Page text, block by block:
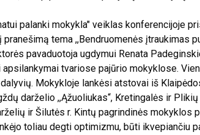
palanki mokykla" veiklas konferencijoje
tema ,,Bendruomenės įtraukimas
pavaduotoja ugdymui Renata
tvariose pajūrio mokyklose.
Mokykloje lankėsi atstovai iš
darželio ,,Ąžuoliukas“, Kretingalės ir
ir Šilutės r. Kintų pagrindinės mokyklos
toliau degti optimizmu, būti ikvepiančiu